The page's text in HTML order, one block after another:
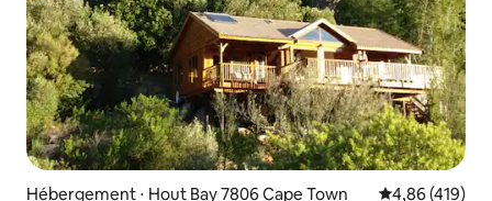
Hébergement ⋅ Hout Bay 7806 Cape Town Évaluation
4,86 (419)